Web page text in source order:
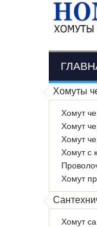
Хомуты
Хомут
Хомут
Хомут
Хомут с
Хомут
Хомут